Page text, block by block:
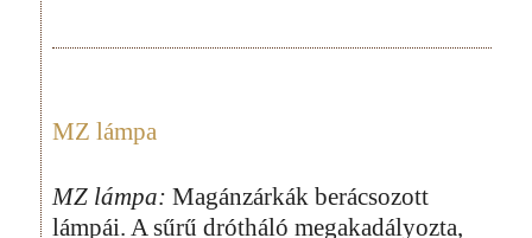
MZ lámpa
MZ lámpa: Magánzárkák berácsozott
lámpái. A sűrű drótháló megakadályozta,